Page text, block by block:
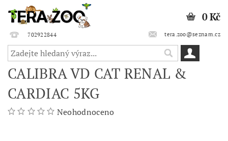
702922844 tera.zoo@seznam.cz
0 Kč
CALIBRA VD CAT RENAL &
CARDIAC 5KG
Neohodnoceno